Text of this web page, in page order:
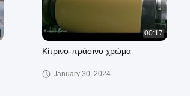
00:17
Κίτρινο-πράσινο χρώμα
January 30, 2024